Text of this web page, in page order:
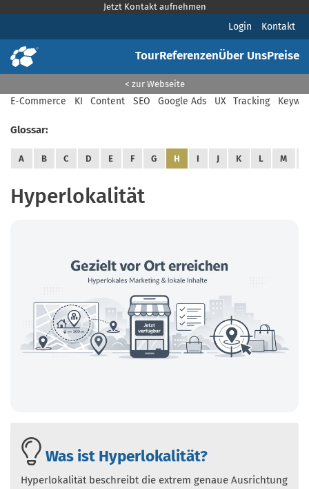
Jetzt Kontakt aufnehmen
Login Kontakt
TourReferenzenÜber UnsPreise
< zur Webseite
E-Commerce KI Content SEO Google Ads UX Tracking
Glossar:
A B C D E F G H I J K L M
Hyperlokalität
Was ist Hyperlokalität?
Hyperlokalität beschreibt die extrem genaue Ausrichtung